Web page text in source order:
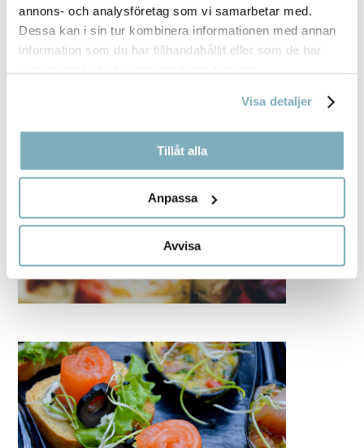
annons- och analysföretag som vi samarbetar med.
Dessa kan i sin tur kombinera informationen med annan
information som du har tillhandahållit eller som de har
Visa detaljer
Tillåt alla
Anpassa
Avvisa